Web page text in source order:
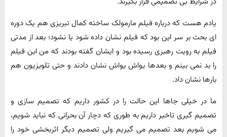
یادم هست که درباره فیلم مارمولک ساخته کمال تبریزی هم یک دوره
ای بحث بر سر این بود که فیلم نشان داده شود یا نشود؛ بعد از مدتی
فیلم به رویت رهبری رسیده بود و ایشان گفته بودند که من این فیلم
را بد نمی بینم و بعدها یواش یواش نشان دادند و حتی تلویزیون هم
بارها نشان داد.
ما در خیلی جاها این حالت را در کشور داریم که تصمیم سازی و
تصمیم گیری تاخیر داریم به طوری که دچار آن بحرانی که نباید شویم،
می شویم بعد تصمیم می گیریم ولی تصمیم دیگر اثربخشی خود را